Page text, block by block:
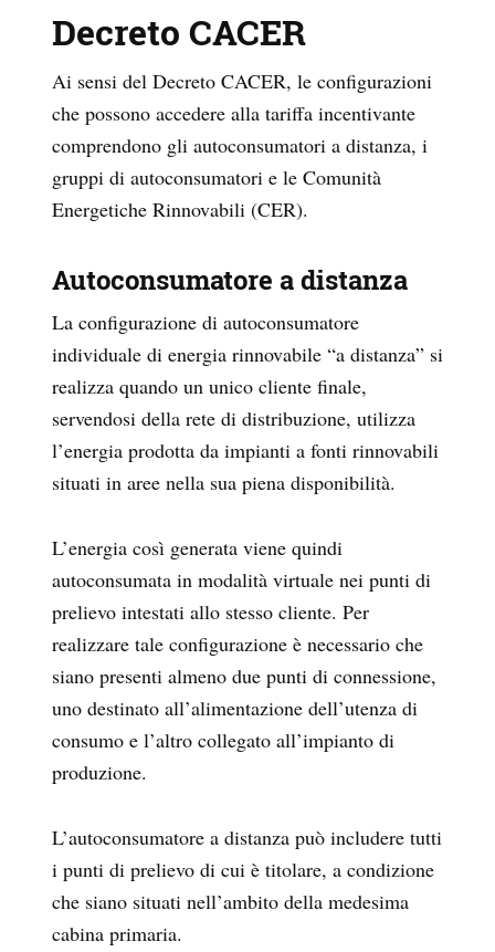
Decreto CACER
Ai sensi del Decreto CACER, le configurazioni
che possono accedere alla tariffa incentivante
comprendono gli autoconsumatori a distanza, i
gruppi di autoconsumatori e le Comunità
Energetiche Rinnovabili (CER).
Autoconsumatore a distanza
La configurazione di autoconsumatore
individuale di energia rinnovabile “a distanza” si
realizza quando un unico cliente finale,
servendosi della rete di distribuzione, utilizza
l’energia prodotta da impianti a fonti rinnovabili
situati in aree nella sua piena disponibilità.
L’energia così generata viene quindi
autoconsumata in modalità virtuale nei punti di
prelievo intestati allo stesso cliente. Per
realizzare tale configurazione è necessario che
siano presenti almeno due punti di connessione,
uno destinato all’alimentazione dell’utenza di
consumo e l’altro collegato all’impianto di
produzione.
L’autoconsumatore a distanza può includere tutti
i punti di prelievo di cui è titolare, a condizione
che siano situati nell’ambito della medesima
cabina primaria.